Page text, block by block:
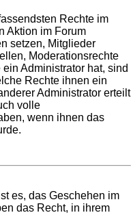
Rechte im
Aktion im Forum
setzen, Mitglieder
Moderationsrechte
Administrator hat, sind
Rechte ihnen ein
Administrator erteilt
volle
wenn ihnen das
es, das Geschehen im
das Recht, in ihrem